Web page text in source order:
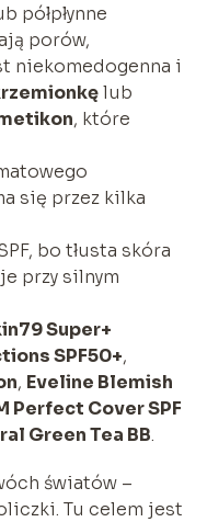
półpłynne
porów,
niekomedogenna i
lub
, które
się przez kilka
bo tłusta skóra
przy silnym
Super+
SPF50+,
, Eveline Blemish
Perfect Cover SPF
Green Tea BB.
światów –
Tu celem jest